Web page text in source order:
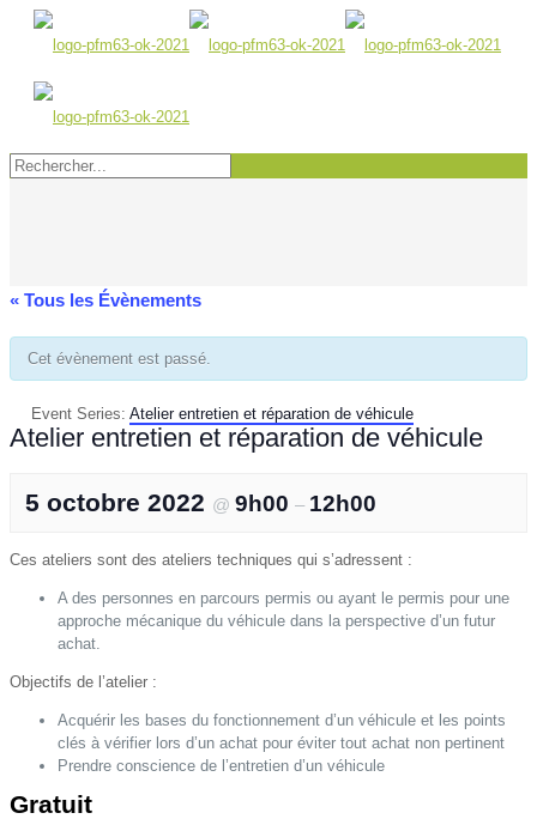
« Tous les Évènements
Cet évènement est passé.
Event Series: Atelier entretien et réparation de véhicule
Atelier entretien et réparation de véhicule
5 octobre 2022 @ 9h00 – 12h00
Ces ateliers sont des ateliers techniques qui s’adressent :
A des personnes en parcours permis ou ayant le permis pour une
approche mécanique du véhicule dans la perspective d’un futur
achat.
Objectifs de l’atelier :
Acquérir les bases du fonctionnement d’un véhicule et les points
clés à vérifier lors d’un achat pour éviter tout achat non pertinent
Prendre conscience de l’entretien d’un véhicule
Gratuit